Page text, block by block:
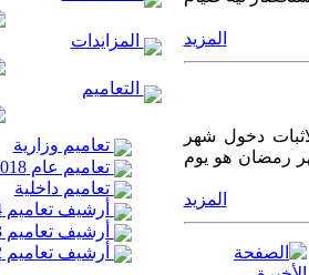
المزايدات
التعاميم
تعاميم وزارية
تعاميم عام 2018
تعاميم داخلية
أرشيف تعاميم 2014
أرشيف تعاميم 2013
أرشيف تعاميم 2012
المزيد
دخول شهر
رمضان هو يوم
المزيد